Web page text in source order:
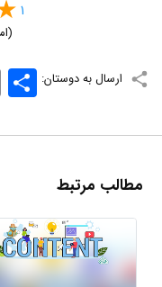
1
ارسال به دوستان: اشتراک
مطالب مرتبط